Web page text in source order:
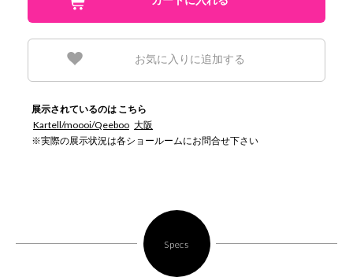
お気に入りに追加する
展示されているのは こちら
Kartell/moooi/Qeeboo 大阪
※実際の展示状況は各ショールームにお問合せ下さい
Specs